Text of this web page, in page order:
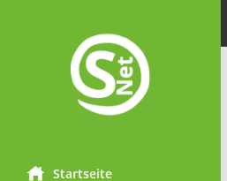
Startseite